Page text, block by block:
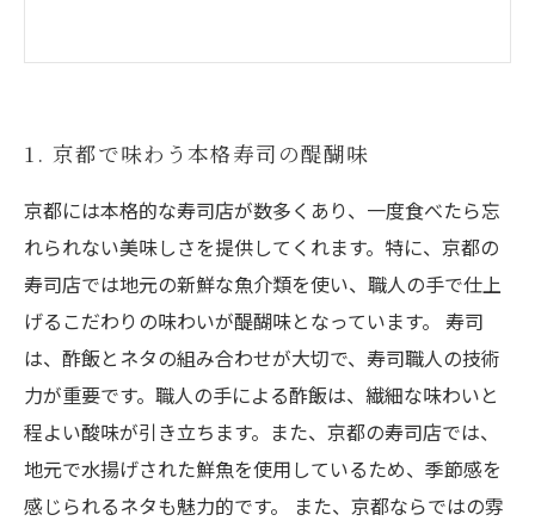
1. 京都で味わう本格寿司の醍醐味
京都には本格的な寿司店が数多くあり、一度食べたら忘
れられない美味しさを提供してくれます。特に、京都の
寿司店では地元の新鮮な魚介類を使い、職人の手で仕上
げるこだわりの味わいが醍醐味となっています。 寿司
は、酢飯とネタの組み合わせが大切で、寿司職人の技術
力が重要です。職人の手による酢飯は、繊細な味わいと
程よい酸味が引き立ちます。また、京都の寿司店では、
地元で水揚げされた鮮魚を使用しているため、季節感を
感じられるネタも魅力的です。 また、京都ならではの雰